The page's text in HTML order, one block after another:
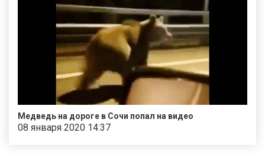
Медведь на дороге в Сочи попал на видео
08 января 2020 14:37